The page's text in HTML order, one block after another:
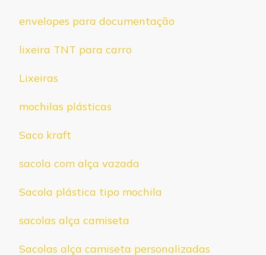
envelopes para documentação
lixeira TNT para carro
Lixeiras
mochilas plásticas
Saco kraft
sacola com alça vazada
Sacola plástica tipo mochila
sacolas alça camiseta
Sacolas alça camiseta personalizadas